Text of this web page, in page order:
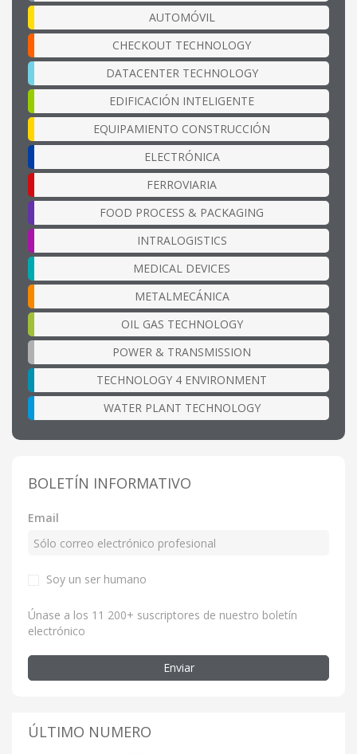
AUTOMÓVIL
CHECKOUT TECHNOLOGY
DATACENTER TECHNOLOGY
EDIFICACIÓN INTELIGENTE
EQUIPAMIENTO CONSTRUCCIÓN
ELECTRÓNICA
FERROVIARIA
FOOD PROCESS & PACKAGING
INTRALOGISTICS
MEDICAL DEVICES
METALMECÁNICA
OIL GAS TECHNOLOGY
POWER & TRANSMISSION
TECHNOLOGY 4 ENVIRONMENT
WATER PLANT TECHNOLOGY
BOLETÍN INFORMATIVO
Email
Soy un ser humano
Únase a los 11 200+ suscriptores de nuestro boletín
electrónico
Enviar
ÚLTIMO NUMERO